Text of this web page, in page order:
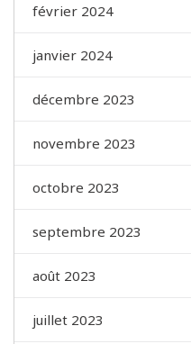
février 2024
janvier 2024
décembre 2023
novembre 2023
octobre 2023
septembre 2023
août 2023
juillet 2023